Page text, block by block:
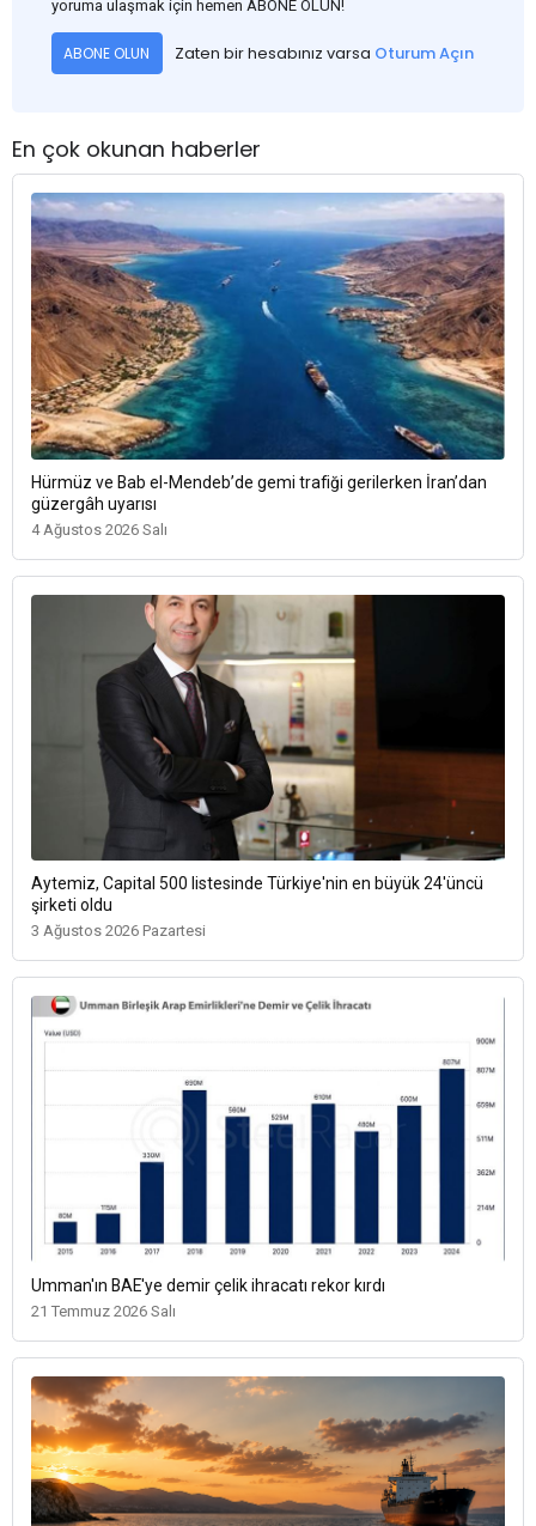
yoruma ulaşmak için hemen ABONE OLUN!
ABONE OLUN Zaten bir hesabınız varsa Oturum Açın
En çok okunan haberler
Hürmüz ve Bab el-Mendeb’de gemi trafiği gerilerken İran’dan
güzergâh uyarısı
4 Ağustos 2026 Salı
Aytemiz, Capital 500 listesinde Türkiye'nin en büyük 24'üncü
şirketi oldu
3 Ağustos 2026 Pazartesi
Umman'ın BAE'ye demir çelik ihracatı rekor kırdı
21 Temmuz 2026 Salı